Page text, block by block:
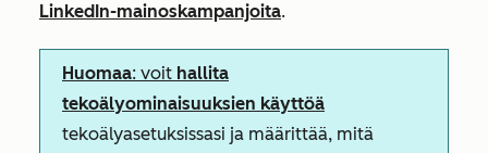
LinkedIn-mainoskampanjoita.
Huomaa: voit hallita
tekoälyominaisuuksien käyttöä
tekoälyasetuksissasi ja määrittää, mitä